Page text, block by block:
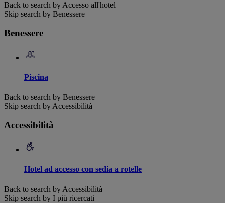
Back to search by Accesso all'hotel
Skip search by Benessere
Benessere
Piscina
Back to search by Benessere
Skip search by Accessibilità
Accessibilità
Hotel ad accesso con sedia a rotelle
Back to search by Accessibilità
Skip search by I più ricercati